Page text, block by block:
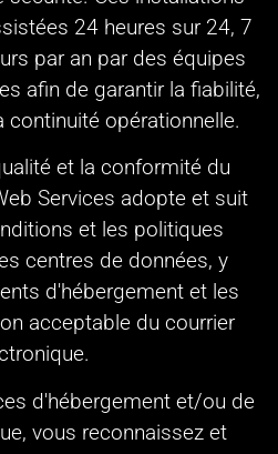
24 heures sur 24, 7
par an par des équipes
afin de garantir la fiabilité,
continuité opérationnelle.
et la conformité du
Services adopte et suit
et les politiques
centres de données, y
d'hébergement et les
acceptable du courrier
d'hébergement et/ou de
vous reconnaissez et